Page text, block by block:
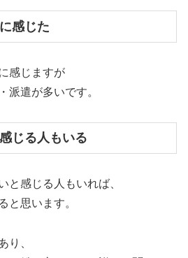
感じた
感じますが
派遣が多いです。
じる人もいる
と感じる人もいれば、
と思います。
り、